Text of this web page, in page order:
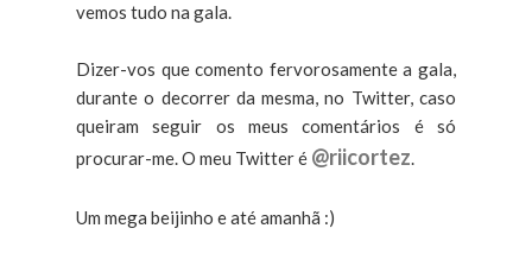
vemos tudo na gala.
Dizer-vos que comento fervorosamente a gala,
durante o decorrer da mesma, no Twitter, caso
queiram seguir os meus comentários é só
procurar-me. O meu Twitter é @riicortez.
Um mega beijinho e até amanhã :)